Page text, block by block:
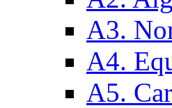
A3.
A4.
A5.